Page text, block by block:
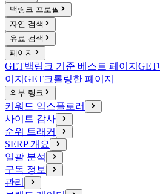
백링크 프로필
자연 검색
유료 검색
페이지
GET백링크 기준 베스트 페이지 GET
이지 GET크롤링한 페이지
외부 링크
키워드 익스플로러
사이트 감사
순위 트래커
SERP 개요
일괄 분석
구독 정보
관리